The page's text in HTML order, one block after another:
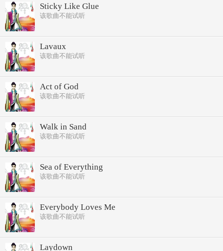
Sticky Like Glue
该歌曲不能试听
Lavaux
该歌曲不能试听
Act of God
该歌曲不能试听
Walk in Sand
该歌曲不能试听
Sea of Everything
该歌曲不能试听
Everybody Loves Me
该歌曲不能试听
Laydown